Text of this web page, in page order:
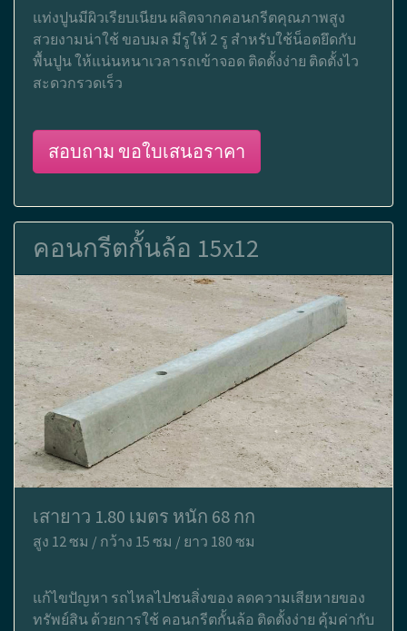
แท่งปูนมีผิวเรียบเนียน ผลิตจากคอนกรีตคุณภาพสูง
สวยงามน่าใช้ ขอบมล มีรูให้ 2 รู สำหรับใช้น็อตยึดกับ
พื้นปูน ให้แน่นหนาเวลารถเข้าจอด ติดตั้งง่าย ติดตั้งไว
สะดวกรวดเร็ว
สอบถาม ขอใบเสนอราคา
คอนกรีตกั้นล้อ 15x12
เสายาว 1.80 เมตร หนัก 68 กก
สูง 12 ซม / กว้าง 15 ซม / ยาว 180 ซม
แก้ไขปัญหา รถไหลไปชนสิ่งของ ลดความเสียหายของ
ทรัพย์สิน ด้วยการใช้ คอนกรีตกั้นล้อ ติดตั้งง่าย คุ้มค่ากับ